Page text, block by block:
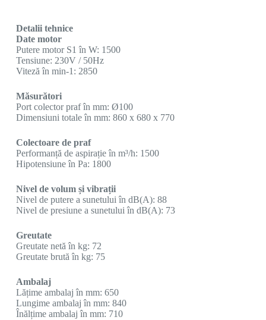
Detalii tehnice
Date motor
Putere motor S1 în W: 1500
Tensiune: 230V / 50Hz
Viteză în min-1: 2850
Măsurători
Port colector praf în mm: Ø100
Dimensiuni totale în mm: 860 x 680 x 770
Colectoare de praf
Performanță de aspirație în m³/h: 1500
Hipotensiune în Pa: 1800
Nivel de volum și vibrații
Nivel de putere a sunetului în dB(A): 88
Nivel de presiune a sunetului în dB(A): 73
Greutate
Greutate netă în kg: 72
Greutate brută în kg: 75
Ambalaj
Lățime ambalaj în mm: 650
Lungime ambalaj în mm: 840
Înălțime ambalaj în mm: 710